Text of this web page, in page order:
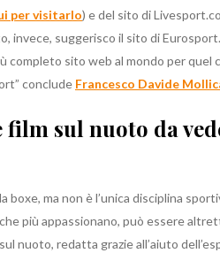
per visitarlo) e del sito di
invece, suggerisco il sito di
completo sito web al mondo per quel
conclude Francesco Davide
sul nuoto da
ma non è l’unica disciplina
più appassionano, può essere
nuoto, redatta grazie all’aiuto